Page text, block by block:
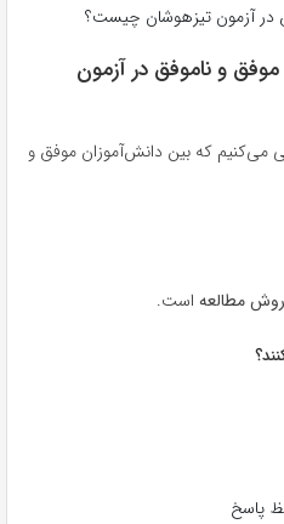
و ناموفق در آزمون
می‌کنیم که بین دانش‌آموزان موفق و
روش مطالعه است.
پاسخ